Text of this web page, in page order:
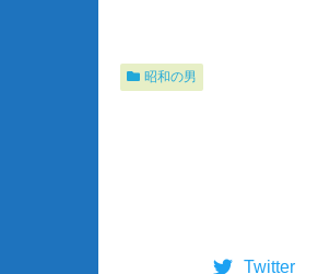
昭和の男
Twitter